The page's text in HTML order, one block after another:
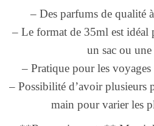
– Des parfums de qualité
– Le format de 35ml est idéal
un sac ou
– Pratique pour les voyages
– Possibilité d’avoir plusieurs
main pour varier les